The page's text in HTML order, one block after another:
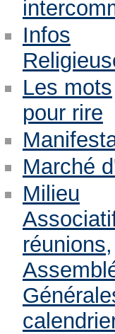
Infos
Les mots
pour rire
Marché
Milieu
réunions,